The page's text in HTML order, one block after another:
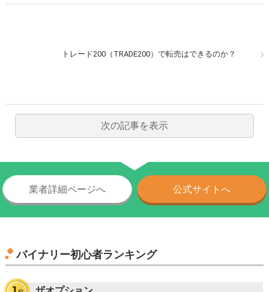
トレード200（TRADE200）で転売はできるのか？
次の記事を表示
業者詳細ページへ 公式サイトへ
バイナリー初心者ランキング